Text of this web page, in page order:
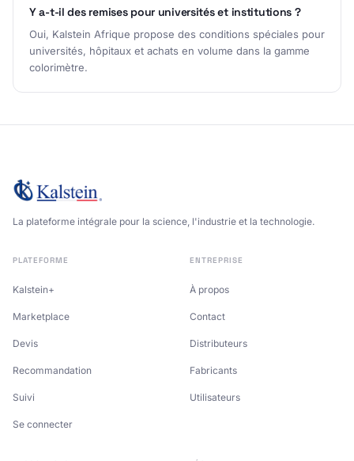
Y a-t-il des remises pour universités et institutions ?
Oui, Kalstein Afrique propose des conditions spéciales pour
universités, hôpitaux et achats en volume dans la gamme
colorimètre.
La plateforme intégrale pour la science, l'industrie et la technologie.
PLATEFORME
Kalstein+
Marketplace
Devis
Recommandation
Suivi
Se connecter
ENTREPRISE
À propos
Contact
Distributeurs
Fabricants
Utilisateurs